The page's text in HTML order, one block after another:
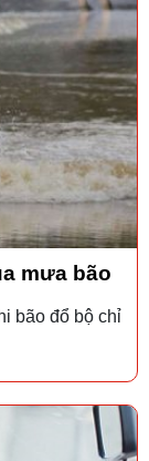
mưa bão
bão đổ bộ chỉ